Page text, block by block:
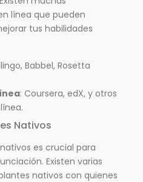
línea que pueden
tus habilidades
Babbel, Rosetta
: Coursera, edX, y otros
Nativos
es crucial para
Existen varias
nativos con quienes